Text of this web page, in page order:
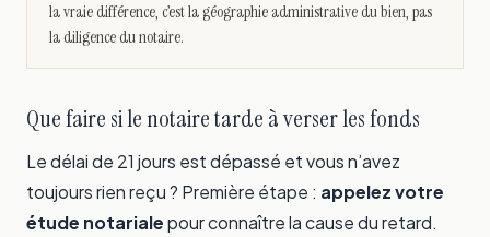
la vraie différence, c’est la géographie administrative du bien, pas
la diligence du notaire.
Que faire si le notaire tarde à verser les fonds
Le délai de 21 jours est dépassé et vous n’avez
toujours rien reçu ? Première étape : appelez votre
étude notarialepour connaître la cause du retard.